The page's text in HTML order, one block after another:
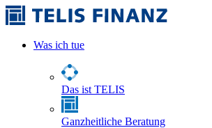
Was ich tue
Das ist TELIS
Ganzheitliche Beratung